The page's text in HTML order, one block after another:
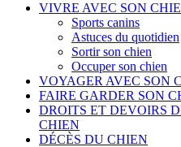
VIVRE AVEC SON
Sports canins
Astuces du quotidien
Sortir son chien
Occuper son chien
VOYAGER AVEC SON
FAIRE GARDER SON
DROITS ET DEVOIRS
CHIEN
DÉCÈS DU CHIEN